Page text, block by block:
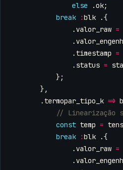
else
.ok;
break
:blk
.{
. valor_raw =
.
. timestamp =
. status =
};
},
. termopar_tipo_k =>
const temp =
break
:blk
.{
. valor_raw =
.